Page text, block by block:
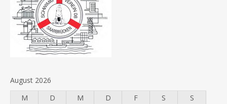
August 2026
M
D M D F S
S